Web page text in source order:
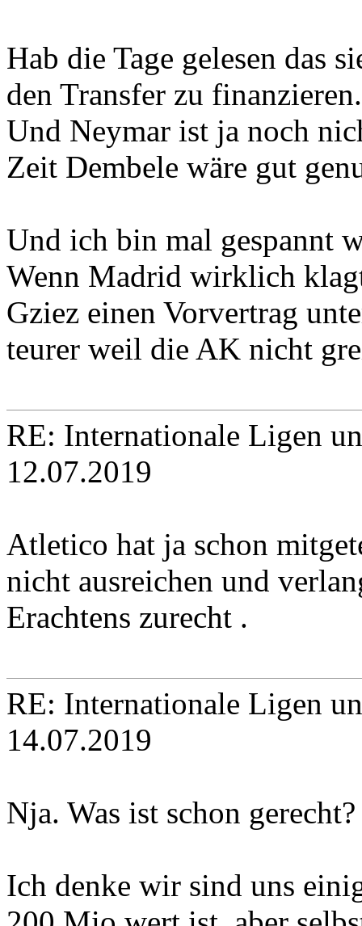
Hab die Tage gelesen das
den Transfer zu finanzieren.
Und Neymar ist ja noch
Zeit Dembele wäre gut
Und ich bin mal gespannt
Wenn Madrid wirklich
Gziez einen Vorvertrag
teurer weil die AK nicht
RE: Internationale Ligen
12.07.2019
Atletico hat ja schon
nicht ausreichen und
Erachtens zurecht .
RE: Internationale Ligen
14.07.2019
Nja. Was ist schon gerecht?
Ich denke wir sind uns